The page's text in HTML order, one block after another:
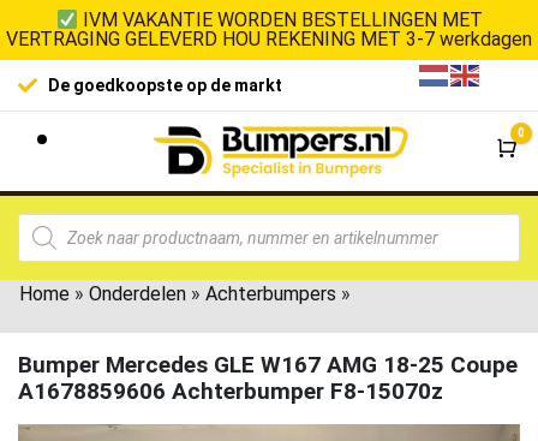
IVM VAKANTIE WORDEN BESTELLINGEN MET
VERTRAGING GELEVERD HOU REKENING MET 3-7 werkdagen
De goedkoopste op de markt
0
Home » Onderdelen » Achterbumpers »
Bumper Mercedes GLE W167 AMG 18-25 Coupe
A1678859606 Achterbumper F8-15070z